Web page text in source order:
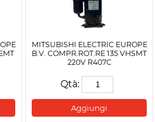
MITSUBISHI ELECTRIC EUROPE
B.V. COMPR.ROT.RE 135 VHSMT
220V R407C
Qtà:
Aggiungi